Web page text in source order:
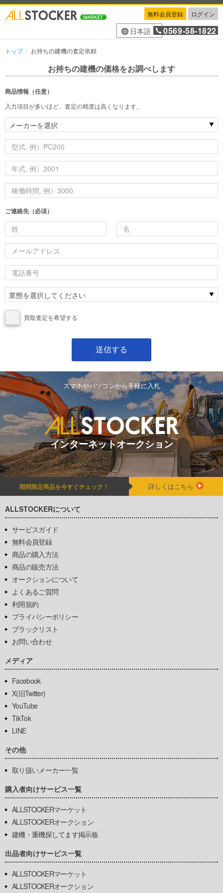
無料会員登録 ログイン
日本語 0569-58-1822
トップ お持ちの建機の査定依頼
お持ちの建機の価格をお調べします
商品情報（任意）
入力項目が多いほど、査定の精度は高くなります。
ご連絡先（必須）
買取査定を希望する
スマホやパソコンから手軽に入札
インターネットオークション
期間限定商品を今すぐチェック！ 詳しくはこちら
ALLSTOCKERについて
サービスガイド
無料会員登録
商品の購入方法
商品の販売方法
オークションについて
よくあるご質問
利用規約
プライバシーポリシー
ブラックリスト
お問い合わせ
メディア
Facebook
X(旧Twitter)
YouTube
TikTok
LINE
その他
取り扱いメーカー一覧
購入者向けサービス一覧
ALLSTOCKERマーケット
ALLSTOCKERオークション
建機・重機探してます掲示板
出品者向けサービス一覧
ALLSTOCKERマーケット
ALLSTOCKERオークション